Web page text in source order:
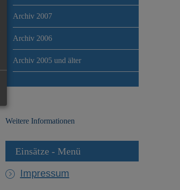
Archiv 2007
Archiv 2006
Archiv 2005 und älter
Weitere Informationen
Einsätze - Menü
Impressum